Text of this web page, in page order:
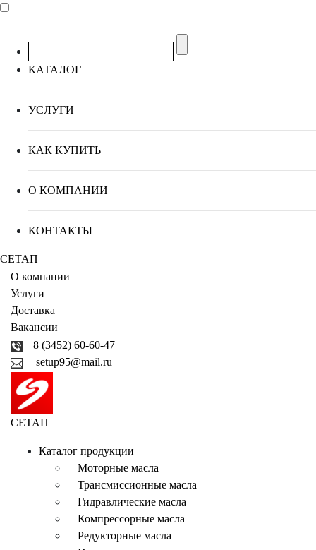
КАТАЛОГ
УСЛУГИ
КАК КУПИТЬ
О КОМПАНИИ
КОНТАКТЫ
СЕТАП
О компании
Услуги
Доставка
Вакансии
8 (3452) 60-60-47
setup95@mail.ru
СЕТАП
Каталог продукции
Моторные масла
Трансмиссионные масла
Гидравлические масла
Компрессорные масла
Редукторные масла